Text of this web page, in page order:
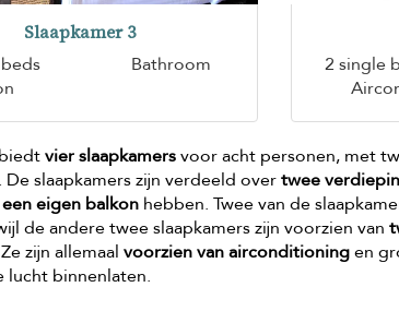
Slaapkamer 3
Bathroom
2 single
biedtvier slaapkamersvoor acht personen, met
De slaapkamers zijn verdeeld overtwee
een eigen balkon hebben. Twee van de
de andere twee slaapkamers zijn voorzien van
zijn allemaalvoorzien van airconditioningen
lucht binnenlaten.